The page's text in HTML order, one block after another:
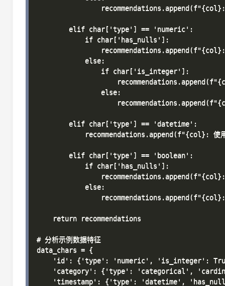
        elif char['type'] == 'numeric':
            if char['has_nulls']:
            else:
                if char['is_integer']:
                else:
        elif char['type'] == 'datetime':
recommendations.append(f"{col}: 使
        elif char['type'] == 'boolean':
            if char['has_nulls']:
recommendations.append(f"{col}:
            else:
    return recommendations
# 分析示例数据特征
data_chars = {
'id': {'type': 'numeric', 'is_integer':
'category': {'type': 'categorical',
'timestamp': {'type': 'datetime',